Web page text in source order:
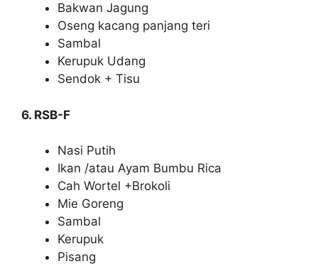
Bakwan Jagung
Oseng kacang panjang teri
Sambal
Kerupuk Udang
Sendok + Tisu
6. RSB-F
Nasi Putih
Ikan /atau Ayam Bumbu Rica
Cah Wortel +Brokoli
Mie Goreng
Sambal
Kerupuk
Pisang